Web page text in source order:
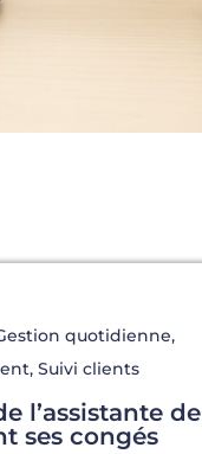
quotidienne,
,Suivi clients
l’assistante de
ses congés